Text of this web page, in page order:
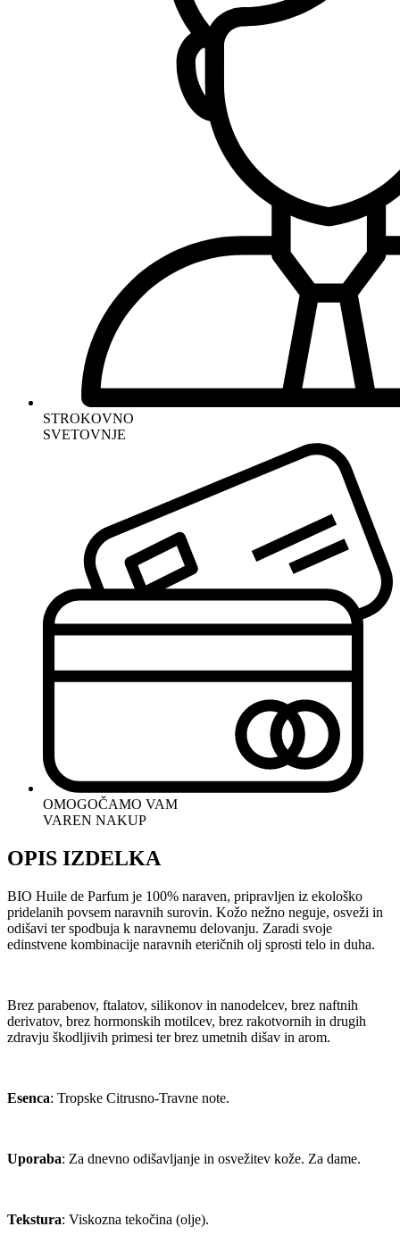
STROKOVNO
SVETOVNJE
OMOGOČAMO VAM
VAREN NAKUP
OPIS IZDELKA
BIO Huile de Parfum je 100% naraven, pripravljen iz ekološko
pridelanih povsem naravnih surovin. Kožo nežno neguje, osveži in
odišavi ter spodbuja k naravnemu delovanju. Zaradi svoje
edinstvene kombinacije naravnih eteričnih olj sprosti telo in duha.
Brez parabenov, ftalatov, silikonov in nanodelcev, brez naftnih
derivatov, brez hormonskih motilcev, brez rakotvornih in drugih
zdravju škodljivih primesi ter brez umetnih dišav in arom.
Esenca: Tropske Citrusno-Travne note.
Uporaba: Za dnevno odišavljanje in osvežitev kože. Za dame.
Tekstura: Viskozna tekočina (olje).